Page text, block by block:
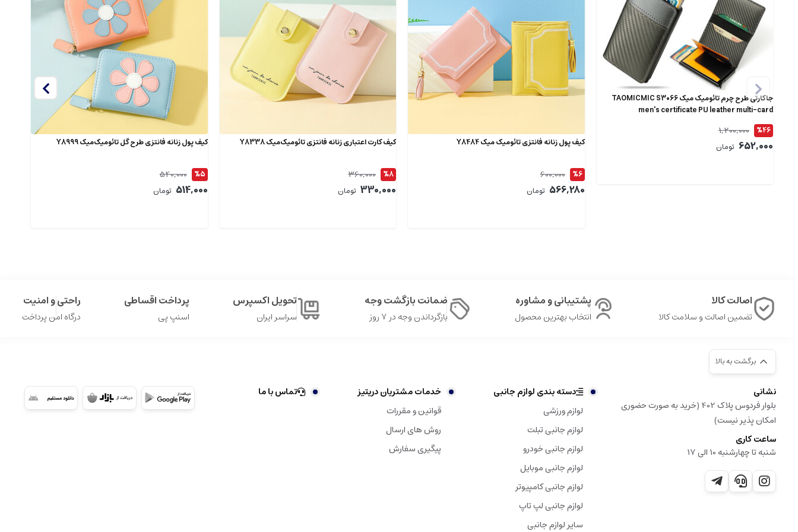
جاکارتی طرح چرم تائومیک میک TAOMICMIC S3066
men's certificate PU leather multi-card
%46
1,200,000
652,000 تومان کیف پول زنانه فانتزی تائومیک میک Y8484
%6
600,000
566,280 تومان
کیف کارت اعتباری زنانه فانتزی تائومیک‌میک Y8338
%8
360,000
330,000 تومان
کیف پول زنانه فانتزی طرح گل تائومیک‌میک Y8999
%5
540,000
514,000 تومان
اصالت کالا
تضمین اصالت و سلامت کالا
پشتیبانی و مشاوره
انتخاب بهترین محصول
ضمانت بازگشت وجه
بازگرداندن وجه در ۷ روز
تحویل اکسپرس
سراسر ایران
پرداخت اقساطی
اسنپ پی
راحتی و امنیت
درگاه امن پرداخت
برگشت به بالا
نشانی
بلوار فردوس پلاک 402 (خرید به صورت حضوری
امکان پذیر نیست)
ساعت کاری
شنبه تا چهارشنبه 10 الی 17
دسته بندی لوازم جانبی
لوازم ورزشی
لوازم جانبی تبلت
لوازم جانبی خودرو
لوازم جانبی موبایل
لوازم جانبی کامپیوتر
لوازم جانبی لپ تاپ
سایر لوازم جانبی
خدمات مشتریان دریتیز
قوانین و مقررات
روش های ارسال
پیگیری سفارش
تماس با ما